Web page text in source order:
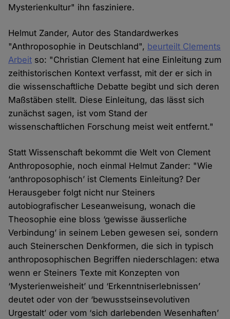
Mysterienkultur" ihn fasziniere.
Helmut Zander, Autor des Standardwerkes
"Anthroposophie in Deutschland", beurteilt Clements
Arbeit so: "Christian Clement hat eine Einleitung zum
zeithistorischen Kontext verfasst, mit der er sich in
die wissenschaftliche Debatte begibt und sich deren
Maßstäben stellt. Diese Einleitung, das lässt sich
zunächst sagen, ist vom Stand der
wissenschaftlichen Forschung meist weit entfernt."
Statt Wissenschaft bekommt die Welt von Clement
Anthroposophie, noch einmal Helmut Zander: "Wie
‘anthroposophisch’ ist Clements Einleitung? Der
Herausgeber folgt nicht nur Steiners
autobiografischer Leseanweisung, wonach die
Theosophie eine bloss ‘gewisse äusserliche
Verbindung’ in seinem Leben gewesen sei, sondern
auch Steinerschen Denkformen, die sich in typisch
anthroposophischen Begriffen niederschlagen: etwa
wenn er Steiners Texte mit Konzepten von
‘Mysterienweisheit’ und ‘Erkenntniserlebnissen’
deutet oder von der ‘bewusstseinsevolutiven
Urgestalt’ oder vom ‘sich darlebenden Wesenhaften’